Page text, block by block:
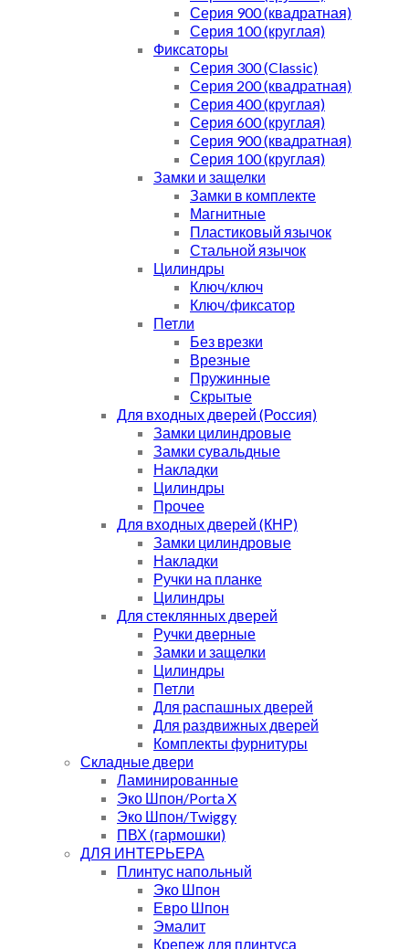
Серия 900 (квадратная)
Серия 100 (круглая)
Фиксаторы
Серия 300 (Classic)
Серия 200 (квадратная)
Серия 400 (круглая)
Серия 600 (круглая)
Серия 900 (квадратная)
Серия 100 (круглая)
Замки и защелки
Замки в комплекте
Магнитные
Пластиковый язычок
Стальной язычок
Цилиндры
Ключ/ключ
Ключ/фиксатор
Петли
Без врезки
Врезные
Пружинные
Скрытые
Для входных дверей (Россия)
Замки цилиндровые
Замки сувальдные
Накладки
Цилиндры
Прочее
Для входных дверей (КНР)
Замки цилиндровые
Накладки
Ручки на планке
Цилиндры
Для стеклянных дверей
Ручки дверные
Замки и защелки
Цилиндры
Петли
Для распашных дверей
Для раздвижных дверей
Комплекты фурнитуры
Складные двери
Ламинированные
Эко Шпон/Porta X
Эко Шпон/Twiggy
ПВХ (гармошки)
ДЛЯ ИНТЕРЬЕРА
Плинтус напольный
Эко Шпон
Евро Шпон
Эмалит
Крепеж для плинтуса